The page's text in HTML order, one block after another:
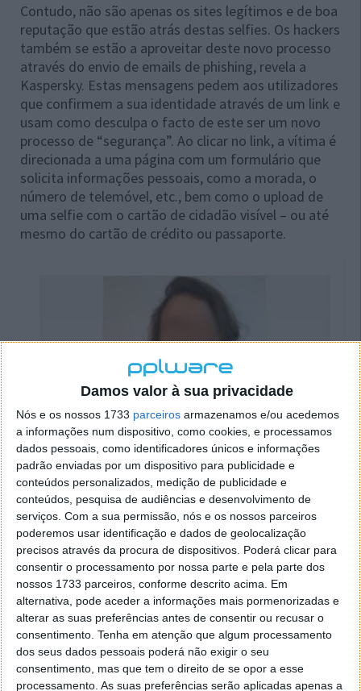
Damos valor à sua privacidade
Nós e os nossos 1733 parceiros armazenamos e/ou acedemos
a informações num dispositivo, como cookies, e processamos
dados pessoais, como identificadores únicos e informações
padrão enviadas por um dispositivo para publicidade e
conteúdos personalizados, medição de publicidade e
conteúdos, pesquisa de audiências e desenvolvimento de
serviços. Com a sua permissão, nós e os nossos parceiros
poderemos usar identificação e dados de geolocalização
precisos através da procura de dispositivos. Poderá clicar para
consentir o processamento por nossa parte e pela parte dos
nossos 1733 parceiros, conforme descrito acima. Em
alternativa, pode aceder a informações mais pormenorizadas e
alterar as suas preferências antes de consentir ou recusar o
consentimento. Tenha em atenção que algum processamento
dos seus dados pessoais poderá não exigir o seu
consentimento, mas que tem o direito de se opor a esse
processamento. As suas preferências serão aplicadas apenas a
Contudo, não são apenas os sites legítimos e de boa
reputação que estão atrás destas selfies. Os hackers
também se estão a aproveitar deste novo processo
através do envio de emails de phishing, revela a
Kaspersky. Estas mensagens pedem aos utilizadores
que confirmem a sua identidade através de um link e
usam como desculpa o facto de este ser um novo
processo de “segurança”. Ao clicar no link, a vítima é
direcionada a uma página com um formulário que
solicita informações pessoais, como a morada, o
número de telemóvel, etc., bem como o upload de
uma selfie com o cartão de cidadão visível – ou até
mesmo do cartão de crédito ou passaporte.
De acordo com Fabio Assolini, Analista Sénior de
Segurança na Kaspersky...
Sabemos que os hackers têm utilizado as
mais diversas estratégias para enganar os
utilizadores. Neste caso, tendo os dados das
vítimas nas suas mãos, os hackers podem
criar contas bancárias para a troca de
criptomoedas, por exemplo. Pode também